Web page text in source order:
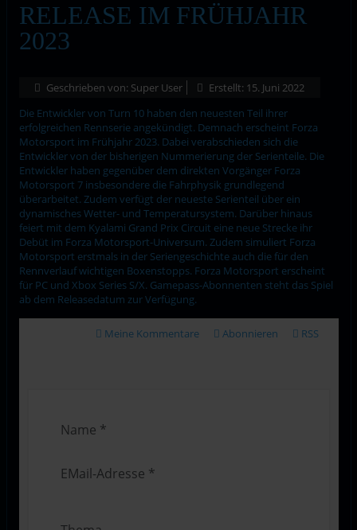
RELEASE IM FRÜHJAHR
2023
Geschrieben von: Super User
Erstellt: 15. Juni 2022
Die Entwickler von Turn 10 haben den neuesten Teil ihrer
erfolgreichen Rennserie angekündigt. Demnach erscheint Forza
Motorsport im Frühjahr 2023. Dabei verabschieden sich die
Entwickler von der bisherigen Nummerierung der Serienteile. Die
Entwickler haben gegenüber dem direkten Vorgänger Forza
Motorsport 7 insbesondere die Fahrphysik grundlegend
überarbeitet. Zudem verfügt der neueste Serienteil über ein
dynamisches Wetter- und Temperatursystem. Darüber hinaus
feiert mit dem Kyalami Grand Prix Circuit eine neue Strecke ihr
Debüt im Forza Motorsport-Universum. Zudem simuliert Forza
Motorsport erstmals in der Seriengeschichte auch die für den
Rennverlauf wichtigen Boxenstopps. Forza Motorsport erscheint
für PC und Xbox Series S/X. Gamepass-Abonnenten steht das Spiel
ab dem Releasedatum zur Verfügung.
Meine Kommentare Abonnieren RSS